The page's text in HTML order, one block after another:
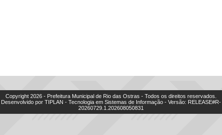
Copyright 2026 - Prefeitura Municipal de Rio das Ostras - Todos os direitos reservados.
Desenvolvido por TIPLAN - Tecnologia em Sistemas de Informação - Versão: RELEASE#R-
20260729.1.202608050831